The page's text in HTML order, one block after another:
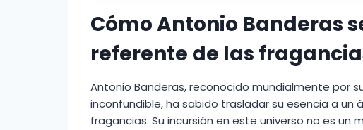
Cómo Antonio Banderas
referente de las
Antonio Banderas, reconocido mundialmente por
inconfundible, ha sabido trasladar su esencia a un
fragancias. Su incursión en este universo no es un